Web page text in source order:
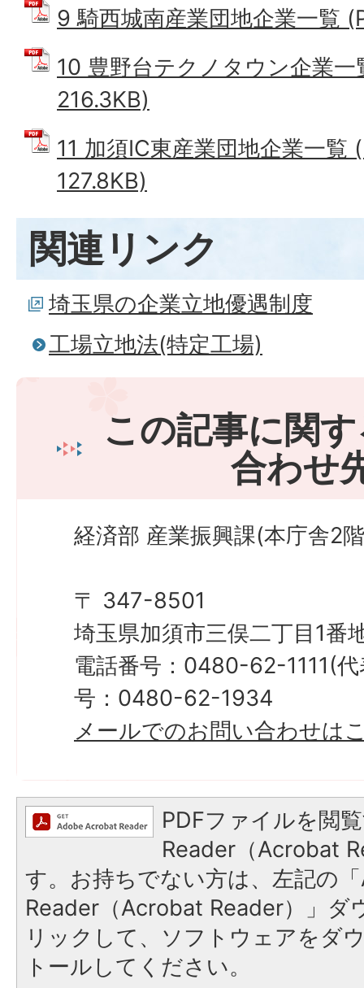
9 騎西城南産業団地企業一覧
10 豊野台テクノタウン企業
216.3KB)
11 加須IC東産業団地企業一覧
127.8KB)
関連リンク
埼玉県の企業立地優遇制度
工場立地法(特定工場)
この記事に関
合わせ
経済部 産業振興課(本庁舎2
〒 347-8501
埼玉県加須市三俣二丁目1番
電話番号：0480-62-1111(
号：0480-62-1934
メールでのお問い合わせは
PDFファイルを閲
Reader（Acrobat
す。お持ちでない方は、左記の
Reader（Acrobat Reader）」ダ
リックして、ソフトウェアをダ
トールしてください。